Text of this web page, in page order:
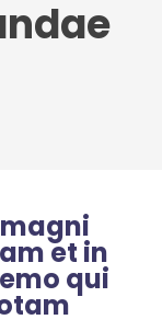
et in
qui